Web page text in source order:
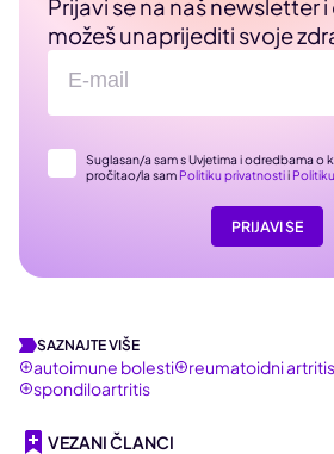
Prijavi se na naš newsletter
možeš unaprijediti svoje
Suglasan/a sam s Uvjetima i odredbama o
pročitao/la sam Politiku privatnostii
PRIJAVI SE
SAZNAJTE VIŠE
autoimune bolesti reumatoidni artritis
spondiloartritis
VEZANI ČLANCI